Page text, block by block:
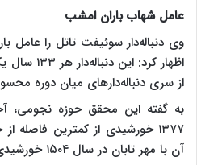
عامل شهاب باران امشب
وی دنباله‌دار سوئیفت تاتل را
اظهار کرد:
از سری دنباله‌دارهای میان دوره
به گفته این محقق حوزه نجومی،
۱۳۷۷ خورشیدی از کمترین فاصله
آن با مهر تابان در سال ۱۵۰۴ خورشیدی خواهد بود.